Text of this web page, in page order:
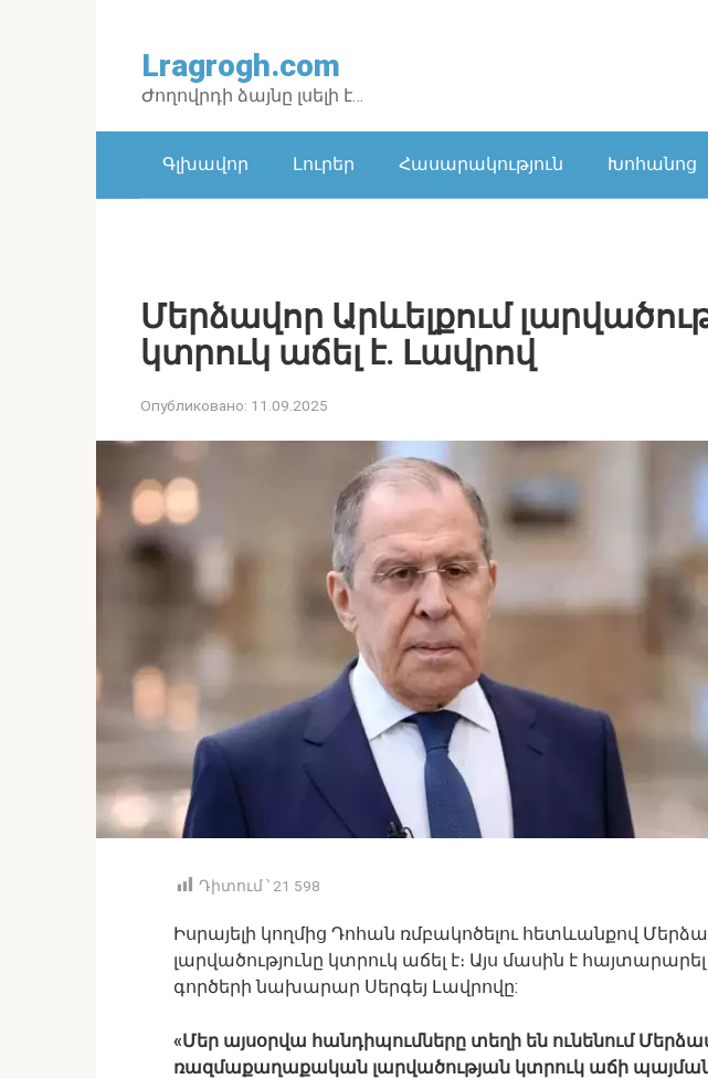
Lragrogh.com
Ժողովրդի ձայնը լսելի է…
Գլխավոր Լուրեր Հասարակություն Խոհանոց
Մերձավոր Արևելքում
կտրուկ աճել է․ Լավրով
Опубликовано: 11.09.2025
Դիտում ՝ 21 598
Իսրայելի կողմից Դոհան ռմբակոծելու հետևանքով
լարվածությունը կտրուկ աճել է։ Այս մասին է
գործերի նախարար Սերգեյ Լավրովը:
«Մեր այսօրվա հանդիպումները տեղի են ունենում
ռազմաքաղաքական լարվածության կտրուկ աճի